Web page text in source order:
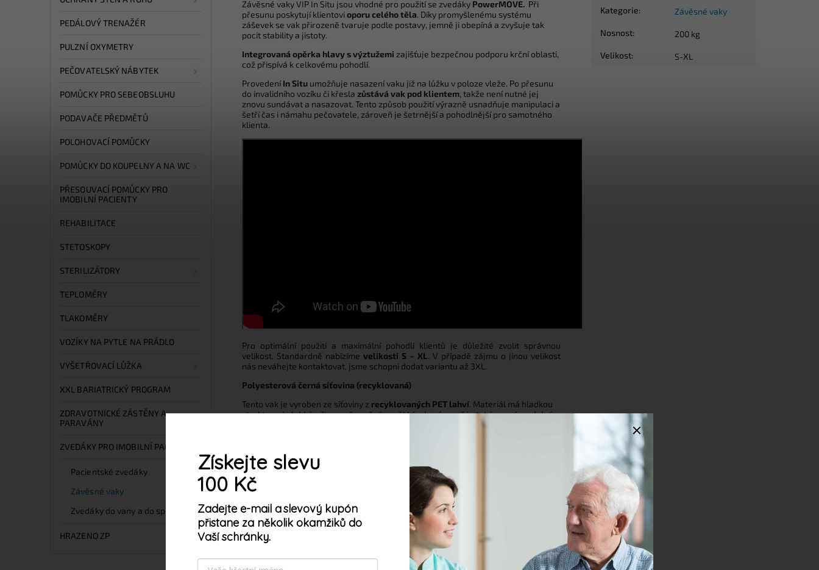
Tento web používá soubory cookie. Dalším procházením tohoto webu
vyjadřujete souhlas s jejich používáním. Více informacízde. Souhlasím
PEDÁLOVÝ TRENAŽÉR
PULZNÍ OXYMETRY
PEČOVATELSKÝ NÁBYTEK
POMŮCKY PRO SEBEOBSLUHU
PODAVAČE PŘEDMĚTŮ
POLOHOVACÍ POMŮCKY
POMŮCKY DO KOUPELNY A NA WC
PŘESOUVACÍ POMŮCKY PRO
IMOBILNÍ PACIENTY
REHABILITACE
STETOSKOPY
STERILIZÁTORY
TEPLOMĚRY
TLAKOMĚRY
VOZÍKY NA PYTLE NA PRÁDLO
VYŠETŘOVACÍ LŮŽKA
XXL BARIATRICKÝ PROGRAM
ZDRAVOTNICKÉ ZÁSTĚNY A
PARAVÁNY
ZVEDÁKY PRO IMOBILNÍ PACIENTY
Pacientské zvedáky
Závěsné vaky
Zvedáky do vany a do sprchy
HRAZENO ZP
Závěsné vaky VIP In Situ jsou vhodné pro použití se zvedáky PowerMOVE. Při
přesunu poskytují klientovioporu celého těla. Díky promyšlenému systému
záševek se vak přirozeně tvaruje podle postavy, jemně ji obepíná a zvyšuje tak
pocit stability a jistoty.
Integrovaná opěrka hlavy s výztužemi zajišťuje bezpečnou podporu krční oblasti,
což přispívá k celkovému pohodlí.
ProvedeníIn Situ umožňuje nasazení vaku již na lůžku v poloze vleže. Po přesunu
do invalidního vozíku či křesla zůstává vak pod klientem, takže není nutné jej
znovu sundávat a nasazovat. Tento způsob použití výrazně usnadňuje manipulaci a
šetří čas i námahu pečovatele, zároveň je šetrnější a pohodlnější pro samotného
klienta.
Pro optimální použití a maximální pohodlí klientů je důležité zvolit správnou
velikost. Standardně nabízímevelikosti S – XL. V případě zájmu o jinou velikost
nás neváhejte kontaktovat, jsme schopni dodat variantu až 3XL.
Polyesterová černá síťovina (recyklovaná)
Tento vak je vyroben ze síťoviny z recyklovaných PET lahví. Materiál má hladkou
strukturu, je lehký, přirozeně pružný a měkký, ale zároveň je také pevný a odolný.
Není náchylný k opotřebení. Díky perforované struktuře je tento závěsný vak
Kategorie: Závěsné vaky
Nosnost: 200 kg
Velikost: S-XL
SOUVISEJÍCÍ PRODUKTY
Získejte slevu
100 Kč
Zadejte e-mail aslevový kupón
přistane za několik okamžiků do
Vaší schránky.